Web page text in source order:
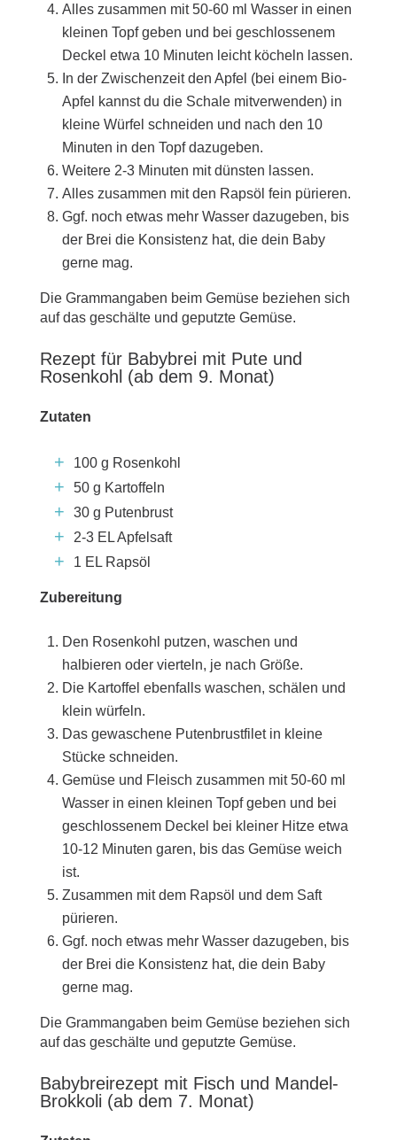
Alles zusammen mit 50-60 ml Wasser in einen
kleinen Topf geben und bei geschlossenem
Deckel etwa 10 Minuten leicht köcheln lassen.
In der Zwischenzeit den Apfel (bei einem Bio-
Apfel kannst du die Schale mitverwenden) in
kleine Würfel schneiden und nach den 10
Minuten in den Topf dazugeben.
Weitere 2-3 Minuten mit dünsten lassen.
Alles zusammen mit den Rapsöl fein pürieren.
Ggf. noch etwas mehr Wasser dazugeben, bis
der Brei die Konsistenz hat, die dein Baby
gerne mag.
Die Grammangaben beim Gemüse beziehen sich
auf das geschälte und geputzte Gemüse.
Rezept für Babybrei mit Pute und
Rosenkohl (ab dem 9. Monat)
Zutaten
100 g Rosenkohl
50 g Kartoffeln
30 g Putenbrust
2-3 EL Apfelsaft
1 EL Rapsöl
Zubereitung
Den Rosenkohl putzen, waschen und
halbieren oder vierteln, je nach Größe.
Die Kartoffel ebenfalls waschen, schälen und
klein würfeln.
Das gewaschene Putenbrustfilet in kleine
Stücke schneiden.
Gemüse und Fleisch zusammen mit 50-60 ml
Wasser in einen kleinen Topf geben und bei
geschlossenem Deckel bei kleiner Hitze etwa
10-12 Minuten garen, bis das Gemüse weich
ist.
Zusammen mit dem Rapsöl und dem Saft
pürieren.
Ggf. noch etwas mehr Wasser dazugeben, bis
der Brei die Konsistenz hat, die dein Baby
gerne mag.
Die Grammangaben beim Gemüse beziehen sich
auf das geschälte und geputzte Gemüse.
Babybreirezept mit Fisch und Mandel-
Brokkoli (ab dem 7. Monat)